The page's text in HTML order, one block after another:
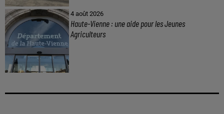
4 août 2026
Haute-Vienne : une aide pour les Jeunes
Agriculteurs